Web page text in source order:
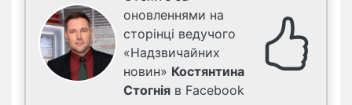
оновленнями на
сторінці ведучого
«Надзвичайних
новин» Костянтина
Стогнія в Facebook